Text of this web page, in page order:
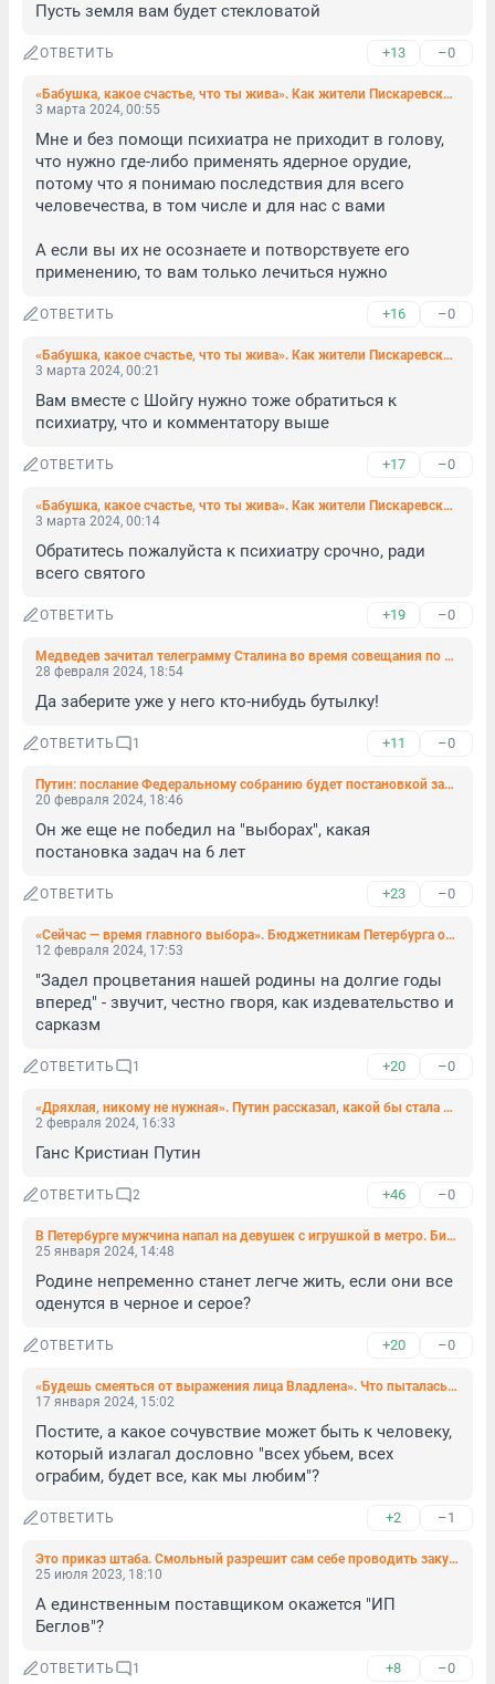
Пусть земля вам будет стекловатой
ОТВЕТИТЬ +13 –0
«Бабушка, какое счастье, что ты жива». Как жители Пискаревского проспекта пережили удар беспилотника по пятиэтажке
3 марта 2024, 00:55
Мне и без помощи психиатра не приходит в голову,
что нужно где-либо применять ядерное орудие,
потому что я понимаю последствия для всего
человечества, в том числе и для нас с вами
А если вы их не осознаете и потворствуете его
применению, то вам только лечиться нужно
ОТВЕТИТЬ +16 –0
«Бабушка, какое счастье, что ты жива». Как жители Пискаревского проспекта пережили удар беспилотника по пятиэтажке
3 марта 2024, 00:21
Вам вместе с Шойгу нужно тоже обратиться к
психиатру, что и комментатору выше
ОТВЕТИТЬ +17 –0
«Бабушка, какое счастье, что ты жива». Как жители Пискаревского проспекта пережили удар беспилотника по пятиэтажке
3 марта 2024, 00:14
Обратитесь пожалуйста к психиатру срочно, ради
всего святого
ОТВЕТИТЬ +19 –0
Медведев зачитал телеграмму Сталина во время совещания по работе ВПК
28 февраля 2024, 18:54
Да заберите уже у него кто-нибудь бутылку!
ОТВЕТИТЬ 1 +11 –0
Путин: послание Федеральному собранию будет постановкой задач на ближайшие 6 лет
20 февраля 2024, 18:46
Он же еще не победил на "выборах", какая
постановка задач на 6 лет
ОТВЕТИТЬ +23 –0
«Сейчас — время главного выбора». Бюджетникам Петербурга объяснили, что надо прийти на президентские выборы
12 февраля 2024, 17:53
"Задел процветания нашей родины на долгие годы
вперед" - звучит, честно гворя, как издевательство и
сарказм
ОТВЕТИТЬ 1 +20 –0
«Дряхлая, никому не нужная». Путин рассказал, какой бы стала Россия, если бы не вступилась за Крым и Донбасс
2 февраля 2024, 16:33
Ганс Кристиан Путин
ОТВЕТИТЬ 2 +46 –0
В Петербурге мужчина напал на девушек с игрушкой в метро. Бил под возгласы о ЛГБТ*
25 января 2024, 14:48
Родине непременно станет легче жить, если они все
оденутся в черное и серое?
ОТВЕТИТЬ +20 –0
«Будешь смеяться от выражения лица Владлена». Что пыталась сделать с Татарским Трепова* — её версия
17 января 2024, 15:02
Постите, а какое сочувствие может быть к человеку,
который излагал дословно "всех убьем, всех
ограбим, будет все, как мы любим"?
ОТВЕТИТЬ +2 –1
Это приказ штаба. Смольный разрешит сам себе проводить закупки без конкурсов, если так решит штаб во главе с губернатором
25 июля 2023, 18:10
А единственным поставщиком окажется "ИП
Беглов"?
ОТВЕТИТЬ 1 +8 –0